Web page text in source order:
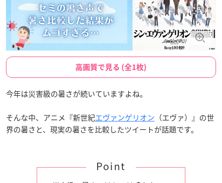
高画質で見る (全1枚)
今年は災害級の暑さが続いていますよね。
そんな中、アニメ『新世紀エヴァンゲリオン （エヴァ）』の世
界の暑さと、現実の暑さを比較したツイートが話題です。
Point